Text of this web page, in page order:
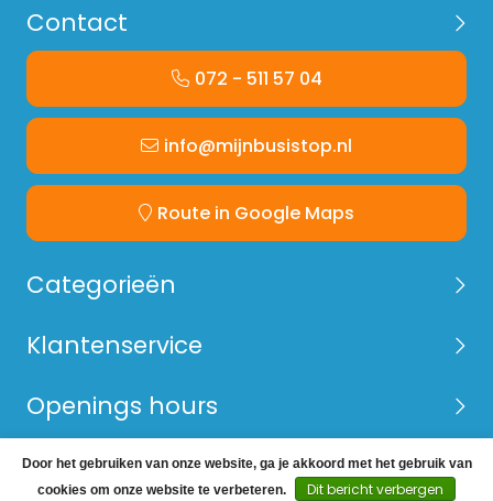
Contact
072 - 511 57 04
info@mijnbusistop.nl
Route in Google Maps
Categorieën
Klantenservice
Openings hours
© Copyright 2026 Mijn Bus is Top -Webshop laten
Door het gebruiken van onze website, ga je akkoord met het gebruik van
cookies om onze website te verbeteren.
Dit bericht verbergen